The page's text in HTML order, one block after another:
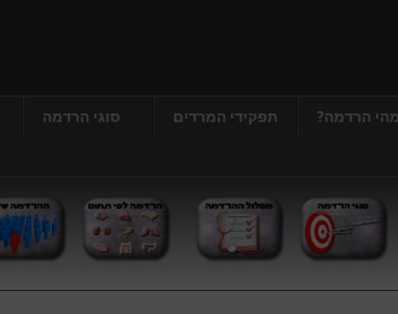
מהי הרדמה? תפקידי המרדים סוגי הרדמה